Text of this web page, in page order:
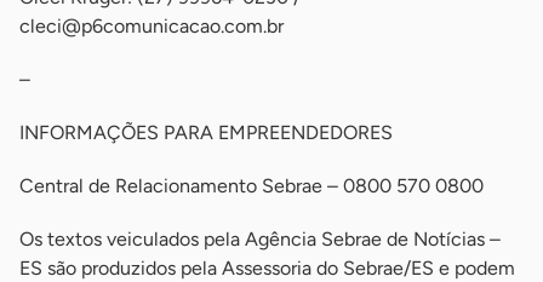
cleci@p6comunicacao.com.br
–
INFORMAÇÕES PARA EMPREENDEDORES
Central de Relacionamento Sebrae – 0800 570 0800
Os textos veiculados pela Agência Sebrae de Notícias –
ES são produzidos pela Assessoria do Sebrae/ES e podem